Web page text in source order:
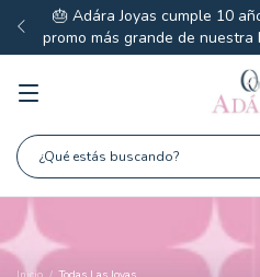
🎂 Adára Joyas cumple 10
promo más grande de nuestra